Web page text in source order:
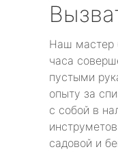
Наш мастер
часа
пустыми
опыту за
с собой в
садовой и